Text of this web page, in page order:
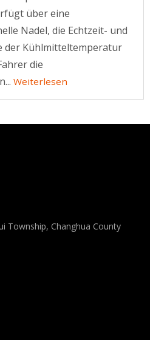
über eine
Nadel, die Echtzeit- und
der Kühlmitteltemperatur
die
Weiterlesen
Township, Changhua County